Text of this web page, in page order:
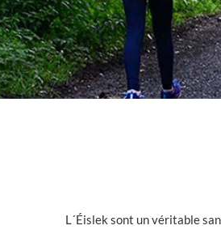
L´Éislek sont un véritable